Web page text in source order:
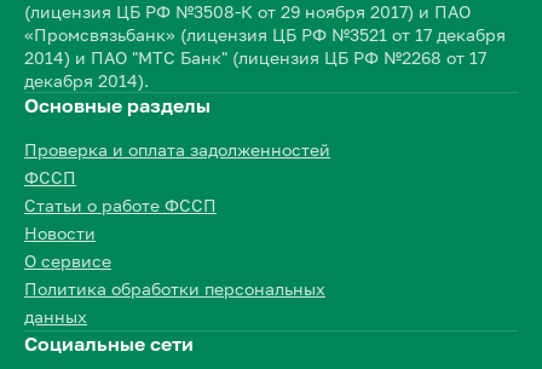
(лицензия ЦБ РФ №3508-К от 29 ноября 2017) и ПАО
«Промсвязьбанк» (лицензия ЦБ РФ №3521 от 17 декабря
2014) и ПАО "МТС Банк" (лицензия ЦБ РФ №2268 от 17
декабря 2014).
Основные разделы
Проверка и оплата задолженностей
ФССП
Статьи о работе ФССП
Новости
О сервисе
Политика обработки персональных
данных
Социальные сети